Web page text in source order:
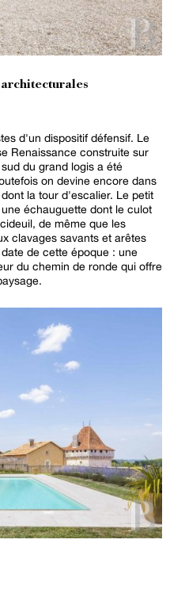
d'un dispositif défensif. Le
Renaissance construite sur
du grand logis a été
on devine encore dans
la tour d'escalier. Le petit
échauguette dont le culot
de même que les
clavages savants et arêtes
de cette époque : une
du chemin de ronde qui offre